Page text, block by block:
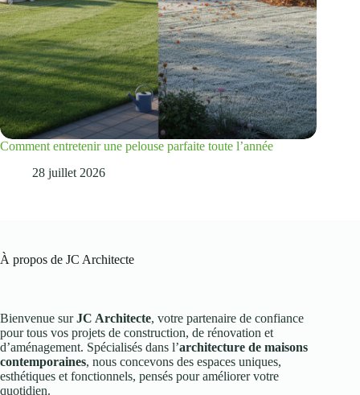
Comment entretenir une pelouse parfaite toute l’année
28 juillet 2026
À propos de JC Architecte
Bienvenue surJC Architecte, votre partenaire de confiance
pour tous vos projets de construction, de rénovation et
d’aménagement. Spécialisés dans l’architecture de maisons
contemporaines, nous concevons des espaces uniques,
esthétiques et fonctionnels, pensés pour améliorer votre
quotidien.